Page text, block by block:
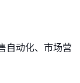
自动化、市场营